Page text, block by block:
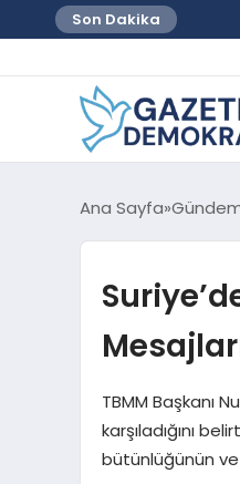
Son Dakika
Ana Sayfa
TBMM Başkanı
karşıladığını
bütünlüğünün